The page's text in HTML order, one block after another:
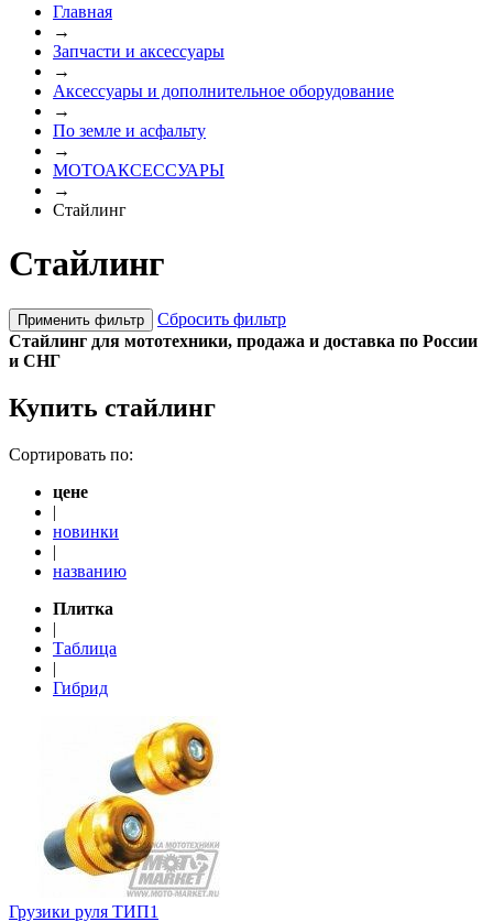
Главная
→
Запчасти и аксессуары
→
Аксессуары и дополнительное оборудование
→
По земле и асфальту
→
МОТОАКСЕССУАРЫ
→
Стайлинг
Стайлинг
Применить фильтр
Сбросить фильтр
Стайлинг для мототехники, продажа и доставка по России
и СНГ
Купить стайлинг
Сортировать по:
цене
|
новинки
|
названию
Плитка
|
Таблица
|
Гибрид
Грузики руля ТИП1